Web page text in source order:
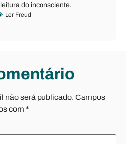
do inconsciente.
Ler Freud
não será publicado. Campos
com *